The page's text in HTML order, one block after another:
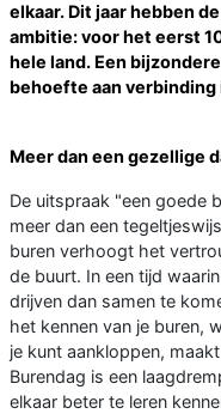
elkaar. Dit jaar hebben
ambitie: voor het eerst
hele land. Een
behoefte aan
Meer dan een gezellige
De uitspraak "een goede
meer dan een
buren verhoogt het
de buurt. In een tijd
drijven dan samen te
het kennen van je buren,
je kunt aankloppen,
Burendag is een
elkaar beter te leren